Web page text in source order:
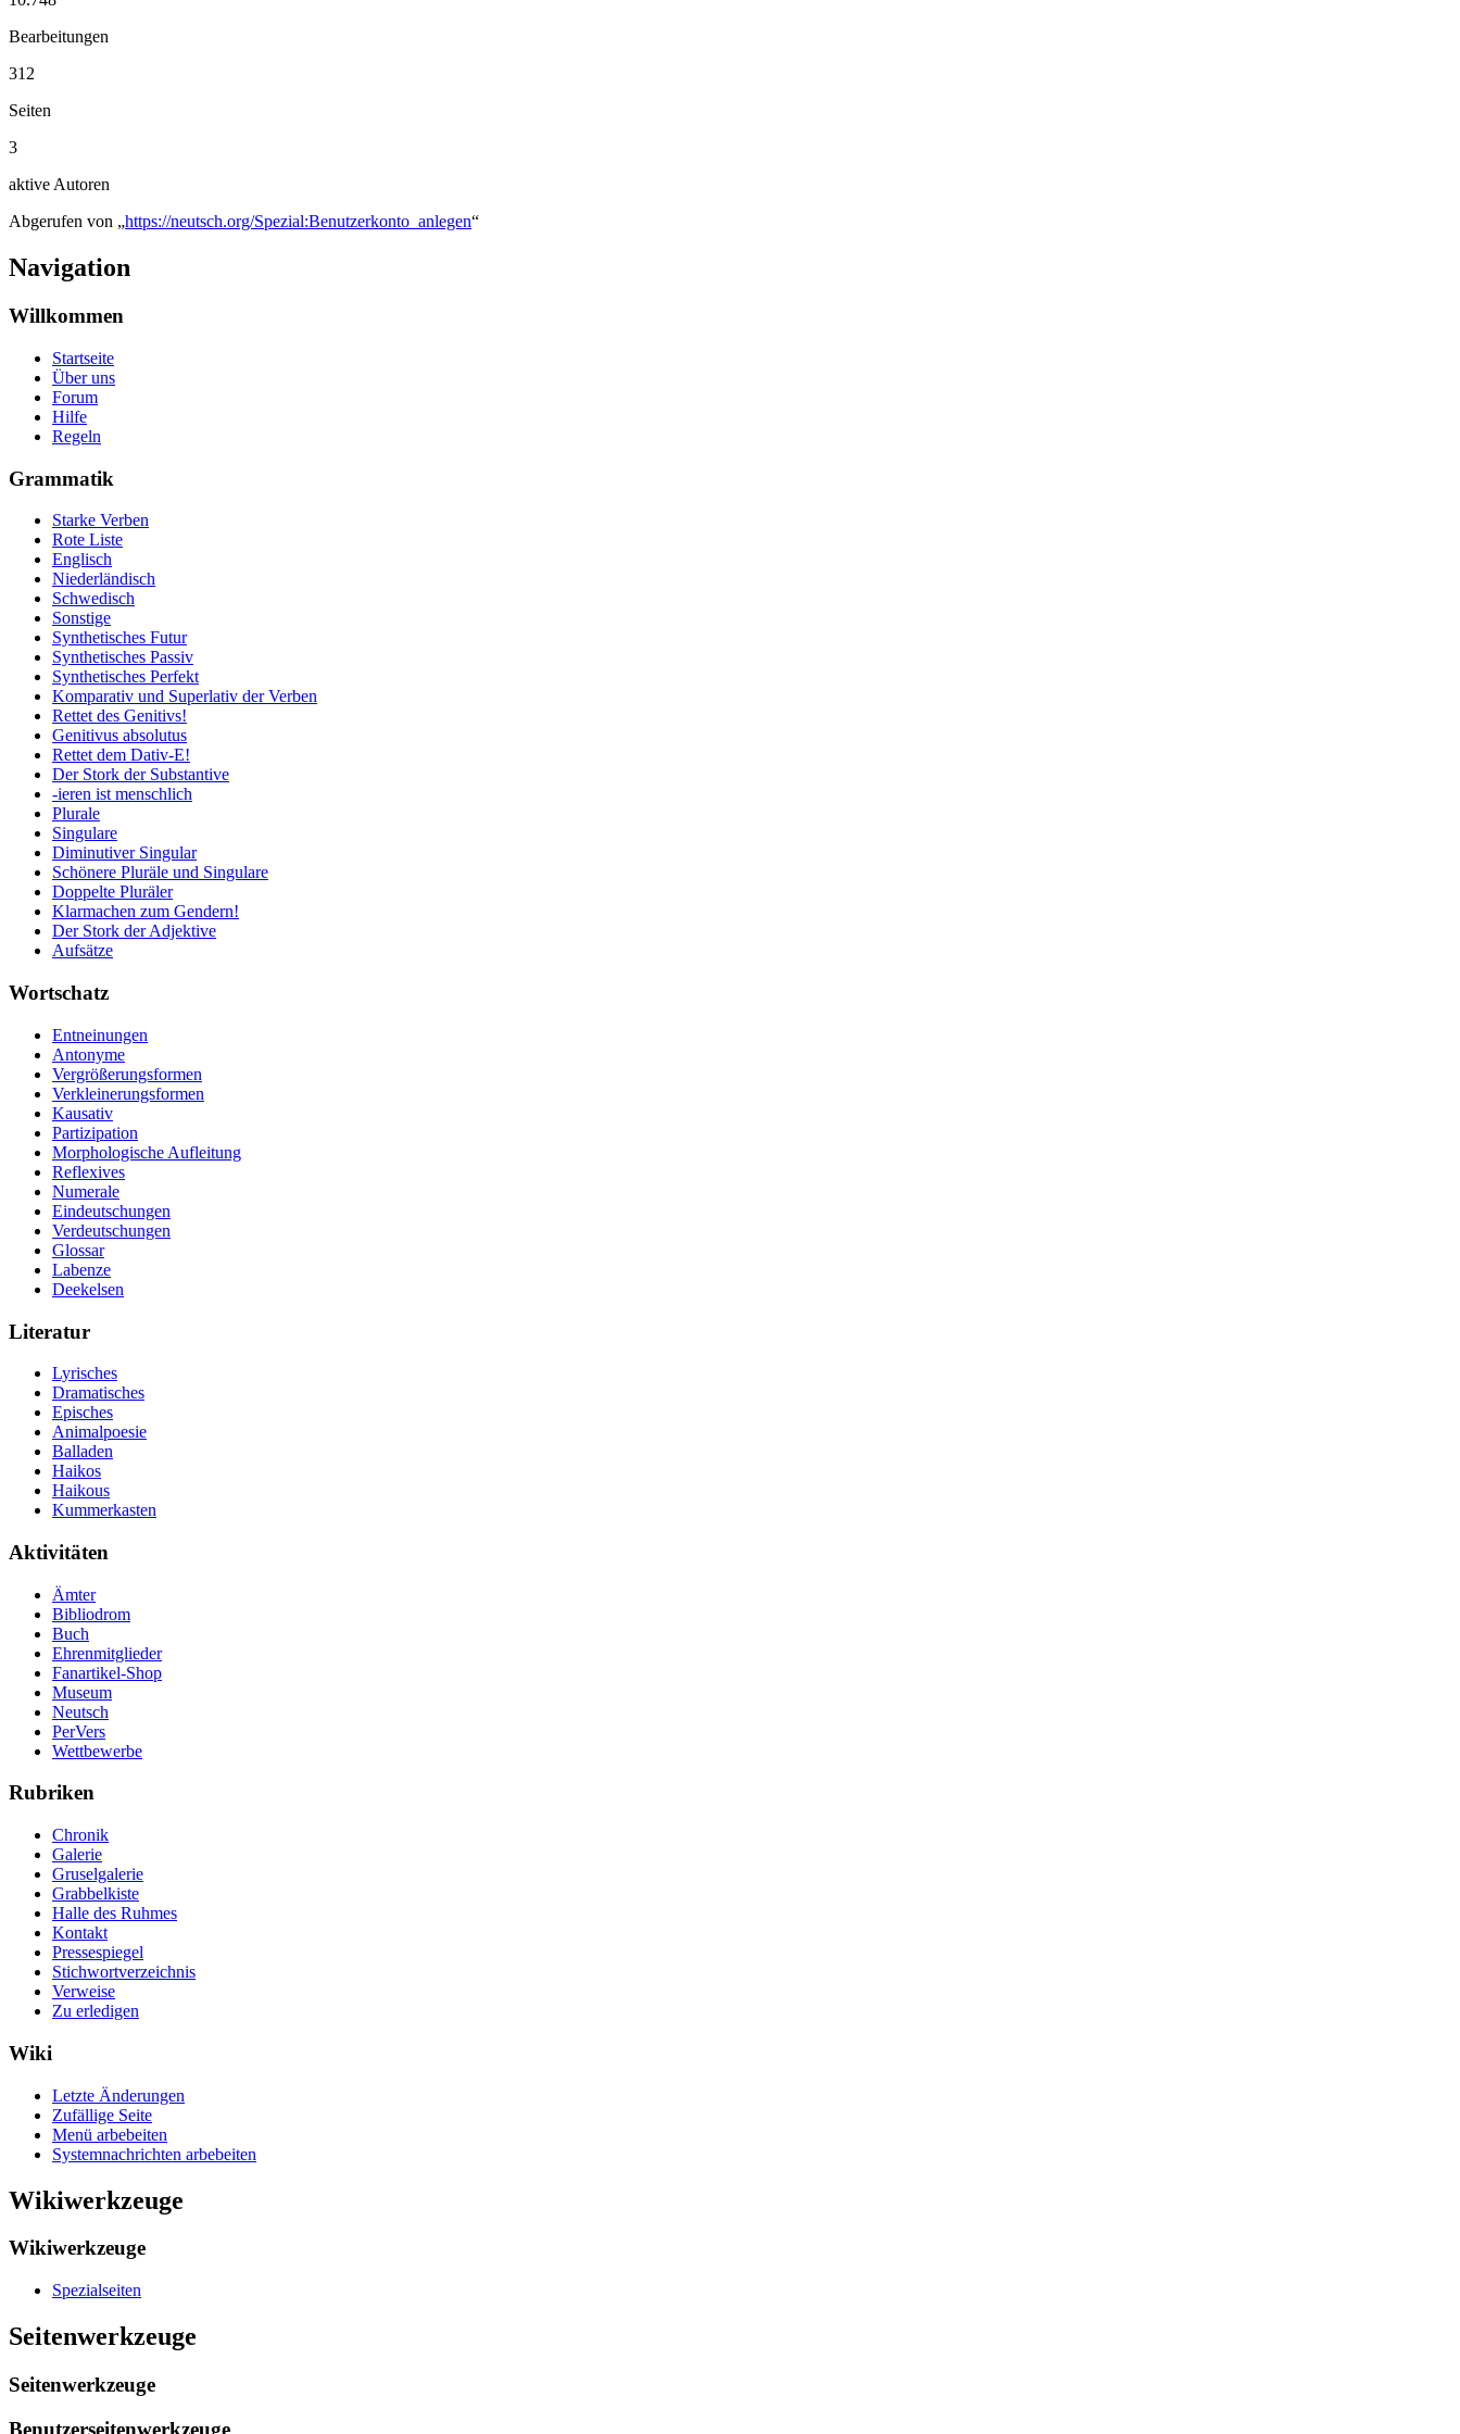
Bearbeitungen
312
Seiten
3
aktive Autoren
Abgerufen von „https://neutsch.org/Spezial:Benutzerkonto_anlegen“
Navigation
Willkommen
Startseite
Über uns
Forum
Hilfe
Regeln
Grammatik
Starke Verben
Rote Liste
Englisch
Niederländisch
Schwedisch
Sonstige
Synthetisches Futur
Synthetisches Passiv
Synthetisches Perfekt
Komparativ und Superlativ der Verben
Rettet des Genitivs!
Genitivus absolutus
Rettet dem Dativ-E!
Der Stork der Substantive
-ieren ist menschlich
Plurale
Singulare
Diminutiver Singular
Schönere Pluräle und Singulare
Doppelte Pluräler
Klarmachen zum Gendern!
Der Stork der Adjektive
Aufsätze
Wortschatz
Entneinungen
Antonyme
Vergrößerungsformen
Verkleinerungsformen
Kausativ
Partizipation
Morphologische Aufleitung
Reflexives
Numerale
Eindeutschungen
Verdeutschungen
Glossar
Labenze
Deekelsen
Literatur
Lyrisches
Dramatisches
Episches
Animalpoesie
Balladen
Haikos
Haikous
Kummerkasten
Aktivitäten
Ämter
Bibliodrom
Buch
Ehrenmitglieder
Fanartikel-Shop
Museum
Neutsch
PerVers
Wettbewerbe
Rubriken
Chronik
Galerie
Gruselgalerie
Grabbelkiste
Halle des Ruhmes
Kontakt
Pressespiegel
Stichwortverzeichnis
Verweise
Zu erledigen
Wiki
Letzte Änderungen
Zufällige Seite
Menü arbebeiten
Systemnachrichten arbebeiten
Wikiwerkzeuge
Wikiwerkzeuge
Spezialseiten
Seitenwerkzeuge
Seitenwerkzeuge
Benutzerseitenwerkzeuge